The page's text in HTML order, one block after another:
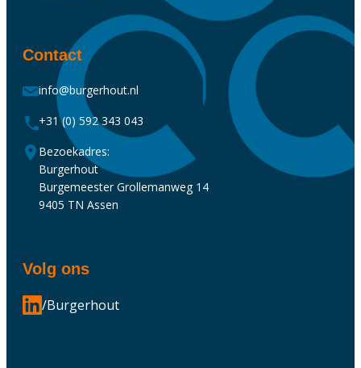
Contact
info@burgerhout.nl
+31 (0) 592 343 043
Bezoekadres:
Burgerhout
Burgemeester Grollemanweg 14
9405 TN Assen
Volg ons
/Burgerhout